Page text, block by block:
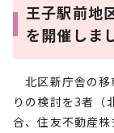
王子駅前地
を開催しま
北区新庁舎の移
りの検討を3者（
合、住友不動産